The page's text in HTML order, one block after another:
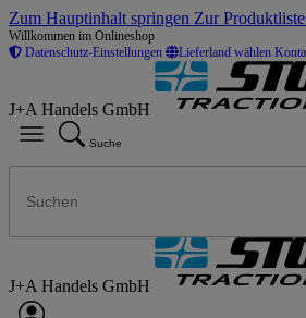
Zum Hauptinhalt springen Zur
Willkommen im Onlineshop
Datenschutz-Einstellungen
Lieferland wählen
J+A Handels GmbH
Suche
J+A Handels GmbH